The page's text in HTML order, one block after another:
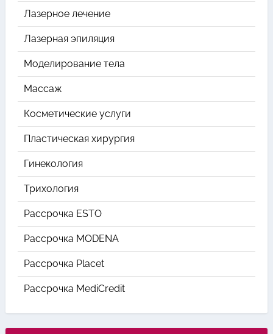
Лазерное лечение
Лазерная эпиляция
Моделирование тела
Массаж
Косметические услуги
Пластическая хирургия
Гинекология
Трихология
Рассрочка ESTO
Рассрочка MODENA
Рассрочка Placet
Рассрочка MediCredit